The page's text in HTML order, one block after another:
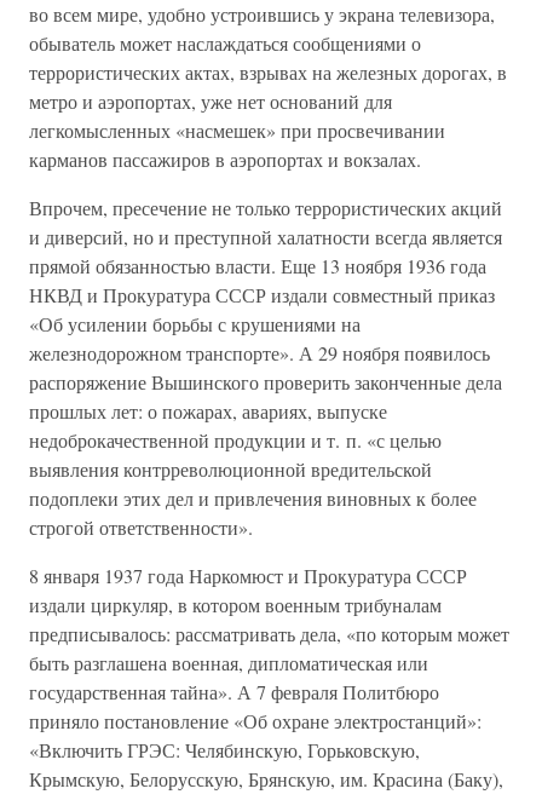
во всем мире, удобно устроившись у экрана телевизора,
обыватель может наслаждаться сообщениями о
террористических актах, взрывах на железных дорогах, в
метро и аэропортах, уже нет оснований для
легкомысленных «насмешек» при просвечивании
карманов пассажиров в аэропортах и вокзалах.
Впрочем, пресечение не только террористических акций
и диверсий, но и преступной халатности всегда является
прямой обязанностью власти. Еще 13 ноября 1936 года
НКВД и Прокуратура СССР издали совместный приказ
«Об усилении борьбы с крушениями на
железнодорожном транспорте». А 29 ноября появилось
распоряжение Вышинского проверить законченные дела
прошлых лет: о пожарах, авариях, выпуске
недоброкачественной продукции и т. п. «с целью
выявления контрреволюционной вредительской
подоплеки этих дел и привлечения виновных к более
строгой ответственности».
8 января 1937 года Наркомюст и Прокуратура СССР
издали циркуляр, в котором военным трибуналам
предписывалось: рассматривать дела, «по которым может
быть разглашена военная, дипломатическая или
государственная тайна». А 7 февраля Политбюро
приняло постановление «Об охране электростанций»:
«Включить ГРЭС: Челябинскую, Горьковскую,
Крымскую, Белорусскую, Брянскую, им. Красина (Баку),